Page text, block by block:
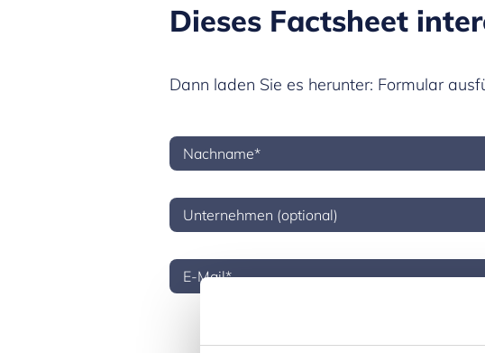
Dieses Factsheet
Dann laden Sie es herunter: Formular
* Please select one of these options: